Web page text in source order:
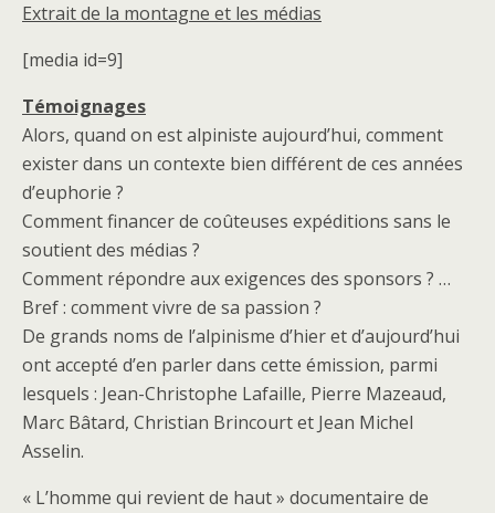
Extrait de la montagne et les médias
[media id=9]
Témoignages
Alors, quand on est alpiniste aujourd’hui, comment
exister dans un contexte bien différent de ces années
d’euphorie ?
Comment financer de coûteuses expéditions sans le
soutient des médias ?
Comment répondre aux exigences des sponsors ? …
Bref : comment vivre de sa passion ?
De grands noms de l’alpinisme d’hier et d’aujourd’hui
ont accepté d’en parler dans cette émission, parmi
lesquels : Jean-Christophe Lafaille, Pierre Mazeaud,
Marc Bâtard, Christian Brincourt et Jean Michel
Asselin.
« L’homme qui revient de haut » documentaire de